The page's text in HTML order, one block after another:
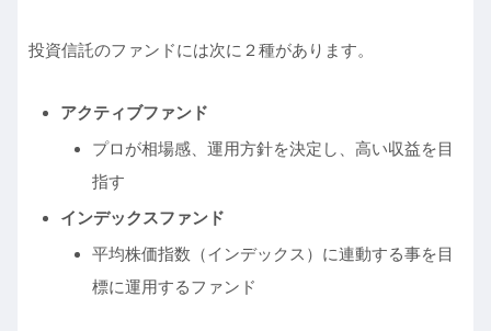
投資信託のファンドには次に２種があります。
アクティブファンド
プロが相場感、運用方針を決定し、高い収益を目
指す
インデックスファンド
平均株価指数（インデックス）に連動する事を目
標に運用するファンド